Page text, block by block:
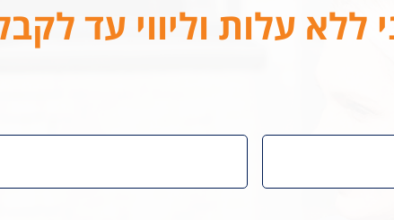
ללא עלות וליווי עד